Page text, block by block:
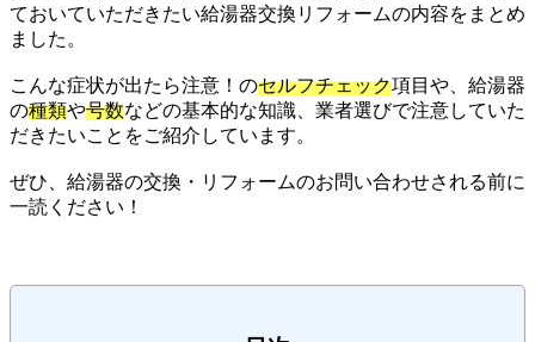
ておいていただきたい給湯器交換リフォームの内容をまとめ
ました。
こんな症状が出たら注意！のセルフチェック項目や、給湯器
の種類や号数などの基本的な知識、業者選びで注意していた
だきたいことをご紹介しています。
ぜひ、給湯器の交換・リフォームのお問い合わせされる前に
一読ください！